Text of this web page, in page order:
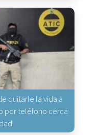
quitarle la vida a
por teléfono cerca